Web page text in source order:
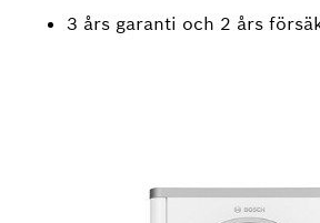
3 års garanti och 2 års